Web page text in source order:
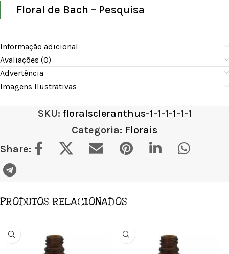
Floral de Bach – Pesquisa
Informação adicional
Avaliações (0)
Advertência
Imagens Ilustrativas
SKU: floralscleranthus-1-1-1-1-1-1
Categoria: Florais
Share:
PRODUTOS RELACIONADOS